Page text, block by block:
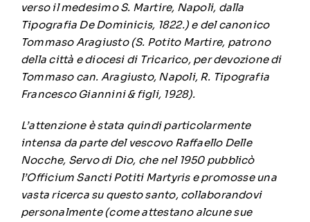
verso il medesimo S. Martire, Napoli, dalla
Tipografia De Dominicis, 1822.) e del canonico
Tommaso Aragiusto (S. Potito Martire, patrono
della città e diocesi di Tricarico, per devozione di
Tommaso can. Aragiusto, Napoli, R. Tipografia
Francesco Giannini & figli, 1928).
L’attenzione è stata quindi particolarmente
intensa da parte del vescovo Raffaello Delle
Nocche, Servo di Dio, che nel 1950 pubblicò
l’Officium Sancti Potiti Martyris e promosse una
vasta ricerca su questo santo, collaborandovi
personalmente (come attestano alcune sue